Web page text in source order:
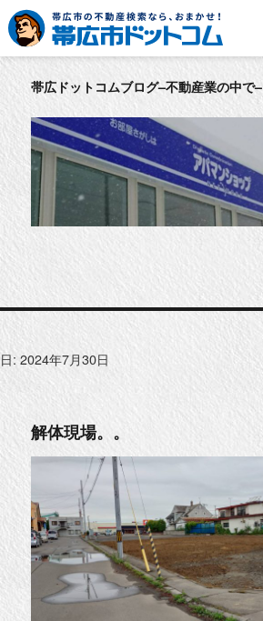
帯広ドットコムブログ–不動産業の中で–
日: 2024年7月30日
解体現場。。